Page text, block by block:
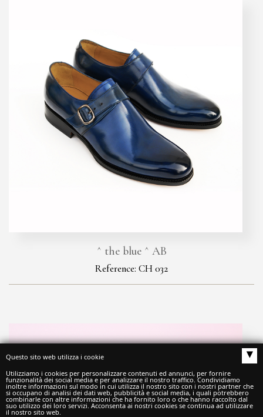
^ the blue ^ AB
Reference: CH 032
Questo sito web utilizza i cookie ▴
Utilizziamo i cookies per personalizzare contenuti ed annunci, per fornire
funzionalità dei social media e per analizzare il nostro traffico. Condividiamo
inoltre informazioni sul modo in cui utilizza il nostro sito con i nostri partner che
si occupano di analisi dei dati web, pubblicità e social media, i quali potrebbero
combinarle con altre informazioni che ha fornito loro o che hanno raccolto dal
suo utilizzo dei loro servizi. Acconsenta ai nostri cookies se continua ad utilizzare
il nostro sito web.